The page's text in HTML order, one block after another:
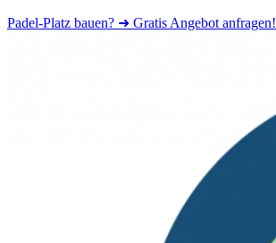
Padel-Platz bauen? ➜ Gratis Angebot anfragen!